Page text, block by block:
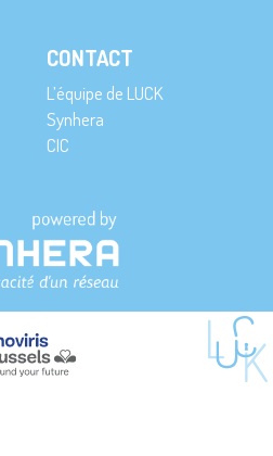
CONTACT
L’équipe de LUCK
Synhera
CIC